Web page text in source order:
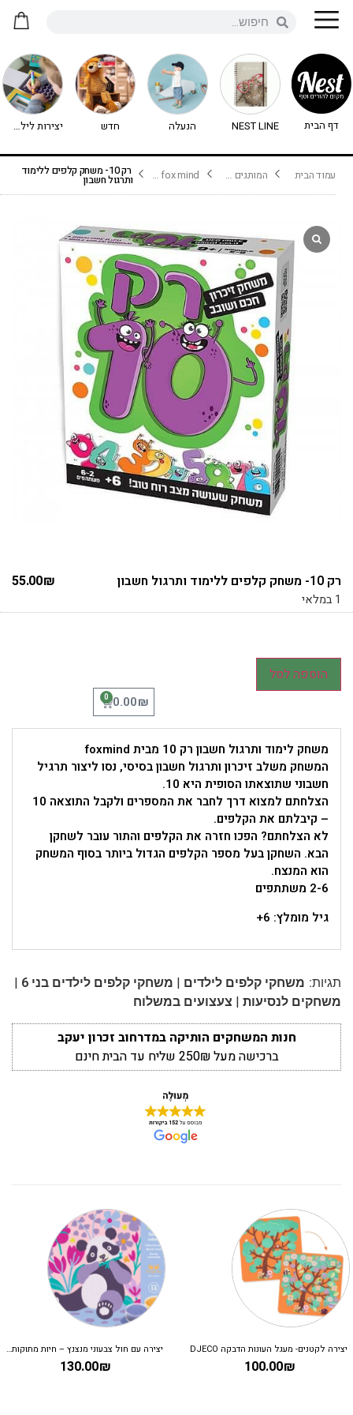
דף הבית NEST LINE הנעלה חדש יצירות לילדים - יצירה לילדים
עמוד הבית המותגים שלנו fox mind פוקס מיינד רק 10- משחק קלפים ללימוד
ותרגול חשבון
רק 10- משחק קלפים ללימוד ותרגול חשבון 55.00₪
1 במלאי
הוספה לסל
0.00₪
0
משחק לימוד ותרגול חשבון רק 10 מבית foxmind
המשחק משלב זיכרון ותרגול חשבון בסיסי, נסו ליצור תרגיל
חשבוני שתוצאתו הסופית היא 10.
הצלחתם למצוא דרך לחבר את המספרים ולקבל התוצאה 10
– קיבלתם את הקלפים.
לא הצלחתם? הפכו חזרה את הקלפים והתור עובר לשחקן
הבא. השחקן בעל מספר הקלפים הגדול ביותר בסוף המשחק
הוא המנצח.
2-6 משתתפים
גיל מומלץ: 6+
תגיות: משחקי קלפים לילדים | משחקי קלפים לילדים בני 6 |
משחקים לנסיעות | צעצועים במשלוח
חנות המשחקים הותיקה במדרחוב זכרון יעקב
ברכישה מעל 250₪ שליח עד הבית חינם
יצירה לקטנים- מעגל העונות הדבקה DJECO
100.00₪
יצירה עם חול צבעוני מנצנץ – חיות מתוקות DJECO
130.00₪